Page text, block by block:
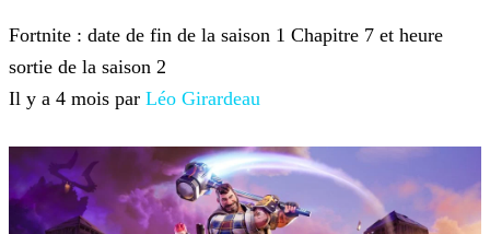
Fortnite : date de fin de la saison 1 Chapitre 7 et heure
sortie de la saison 2
Il y a 4 mois par Léo Girardeau